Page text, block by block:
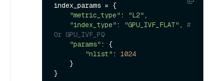
index_params = {
"metric_type" : "L2" ,
"index_type" : "GPU_IVF_FLAT" , #
Or GPU_IVF_PQ
"params" : {
"nlist" : 1024